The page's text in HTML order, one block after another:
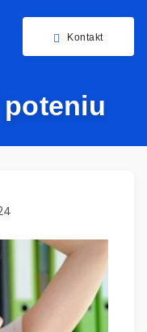
Kontakt